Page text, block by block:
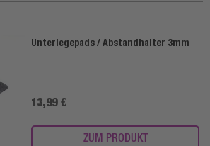
Unterlegepads / Abstandhalter 3mm
13,99 €
ZUM PRODUKT